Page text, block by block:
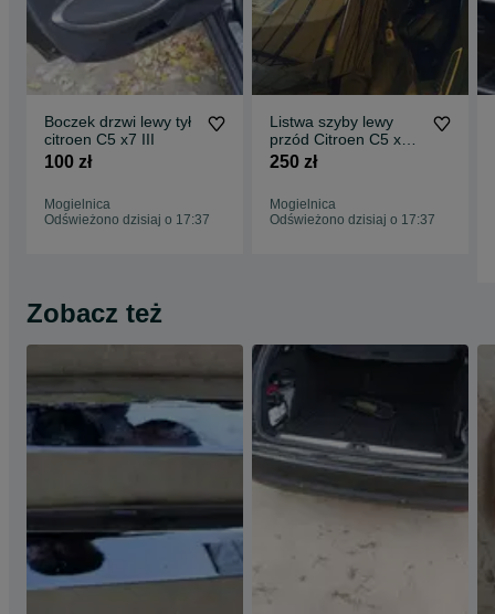
Boczek drzwi lewy tył
citroen C5 x7 III
100 zł
Mogielnica
Odświeżono dzisiaj o 17:37
Listwa szyby lewy
przód Citroen C5 x7
III ktvd
250 zł
Mogielnica
Odświeżono dzisiaj o 17:37
Zobacz też